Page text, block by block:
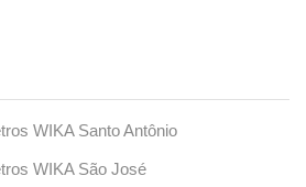
WIKA Santo Antônio
WIKA São José